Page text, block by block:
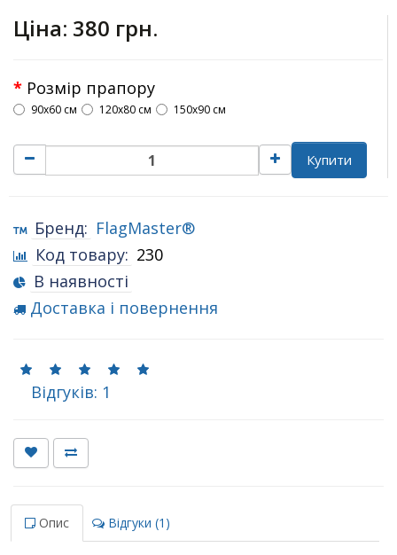
Ціна: 380 грн.
Розмір прапору
90х60 см 120х80 см 150х90 см
Купити
Бренд: FlagMaster®
Код товару: 230
В наявності
Доставка і повернення
Відгуків: 1
Опис Відгуки (1)